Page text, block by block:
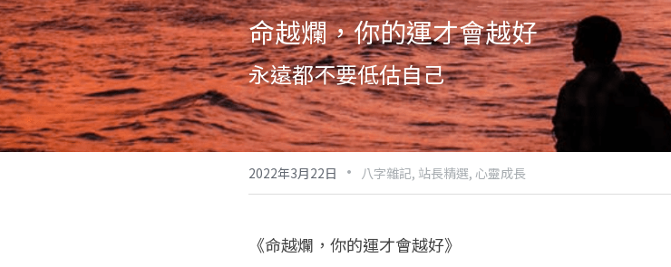
命越爛，你的運才會越好
永遠都不要低估自己
2022年3月22日 · 八字雜記, 站長精選, 心靈成長
《命越爛，你的運才會越好》